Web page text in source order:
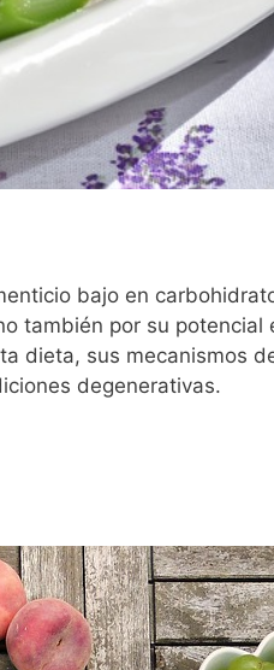
bajo en
también por su potencial
dieta, sus mecanismos
degenerativas.